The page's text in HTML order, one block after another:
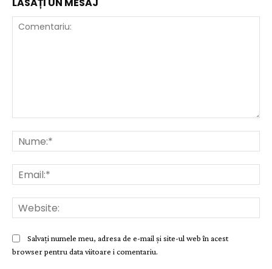
Salvați numele meu, adresa de e-mail și site-ul web în acest
browser pentru data viitoare i comentariu.